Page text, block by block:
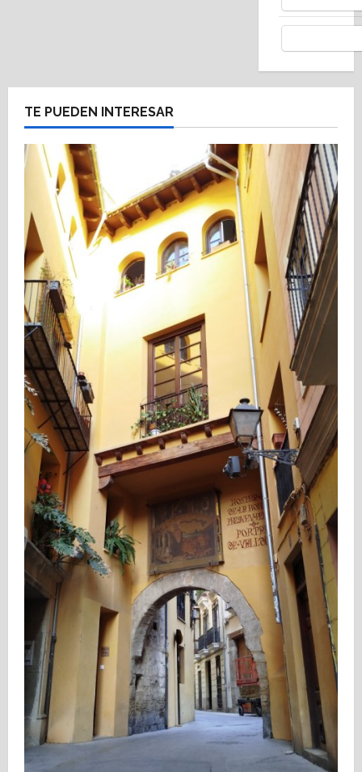
TE PUEDEN INTERESAR